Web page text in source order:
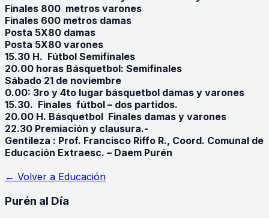
Finales 800 metros varones
Finales 600 metros damas
Posta 5X80 damas
Posta 5X80 varones
15.30 H. Fútbol Semifinales
20.00 horas Básquetbol: Semifinales
Sábado 21 de noviembre
0.00: 3ro y 4to lugar básquetbol damas y varones
15.30. Finales fútbol – dos partidos.
20.00 H. Básquetbol Finales damas y varones
22.30 Premiación y clausura.-
Gentileza : Prof. Francisco Riffo R., Coord. Comunal de
Educación Extraesc. – Daem Purén
← Volver a Educación
Purén al Día